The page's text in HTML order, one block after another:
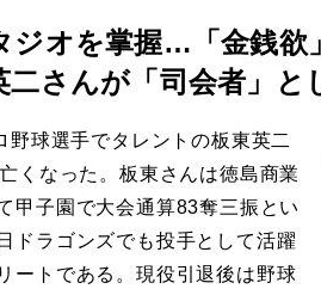
ジオを掌握…「金銭欲
さんが「司会者」と
球選手でタレントの板東英二
くなった。板東さんは徳島商業
甲子園で大会通算83奪三振とい
ドラゴンズでも投手として活躍
ートである。現役引退後は野球